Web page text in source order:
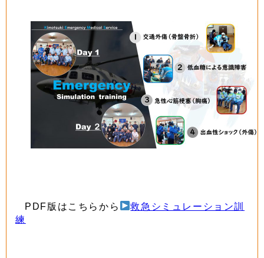
PDF版はこちらから
救急シミュレーション訓
練